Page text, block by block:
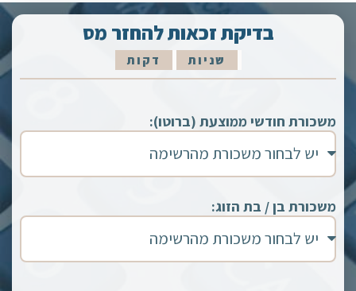
בדיקת זכאות להחזר מס
דקות שניות
משכורת חודשי ממוצעת (ברוטו):
משכורת בן / בת הזוג: